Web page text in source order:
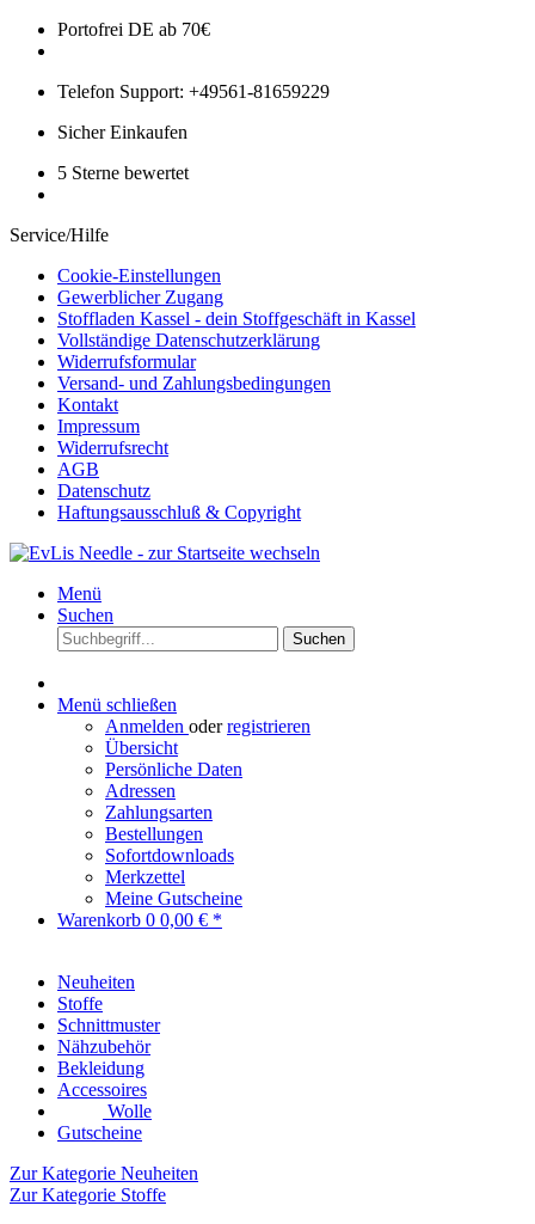
Portofrei DE ab 70€
Telefon Support: +49561-81659229
Sicher Einkaufen
5 Sterne bewertet
Service/Hilfe
Cookie-Einstellungen
Gewerblicher Zugang
Stoffladen Kassel - dein Stoffgeschäft in Kassel
Vollständige Datenschutzerklärung
Widerrufsformular
Versand- und Zahlungsbedingungen
Kontakt
Impressum
Widerrufsrecht
AGB
Datenschutz
Haftungsausschluß & Copyright
Menü
Suchen
Suchen
Menü schließen
Anmelden oderregistrieren
Übersicht
Persönliche Daten
Adressen
Zahlungsarten
Bestellungen
Sofortdownloads
Merkzettel
Meine Gutscheine
Warenkorb 0 0,00 € *
Neuheiten
Stoffe
Schnittmuster
Nähzubehör
Bekleidung
Accessoires
Wolle
Gutscheine
Zur Kategorie Neuheiten
Zur Kategorie Stoffe